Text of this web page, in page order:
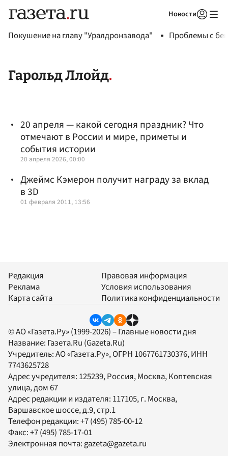
Новости
Покушение на главу "Уралдронзавода" Проблемы с
Гарольд Ллойд
20 апреля — какой сегодня праздник? Что
отмечают в России и мире, приметы и
события истории
20 апреля 2026, 00:00
Джеймс Кэмерон получит награду за вклад
в 3D
01 февраля 2011, 13:56
Редакция
Реклама
Карта сайта
Правовая информация
Условия использования
Политика конфиденциальности
© АО «Газета.Ру» (1999-2026) – Главные новости дня
Название: Газета.Ru (Gazeta.Ru)
Учредитель:АО «Газета.Ру», ОГРН 1067761730376, ИНН
7743625728
Адрес учредителя: 125239, Россия, Москва, Коптевская
улица, дом 67
Адрес редакции и издателя: 117105, г. Москва,
Варшавское шоссе, д.9, стр.1
Телефон редакции:+7 (495) 785-00-12
Факс:+7 (495) 785-17-01
Электронная почта:gazeta@gazeta.ru